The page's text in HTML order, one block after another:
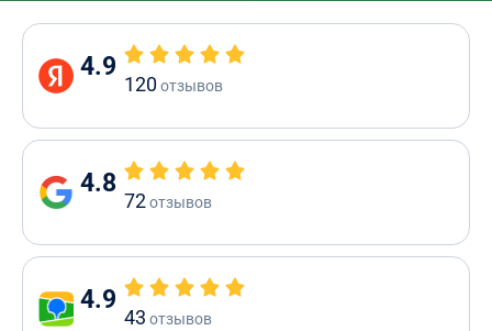
4.9
120отзывов
4.8
72отзывов
4.9
43 отзывов